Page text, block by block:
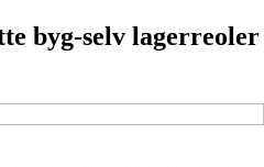
byg-selv lagerreoler